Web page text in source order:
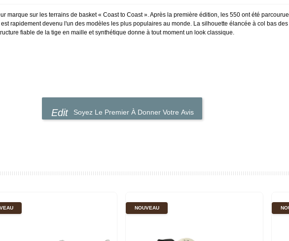
marque sur les terrains de basket « Coast to Coast ». Après la première édition, les 550 ont été
rapidement devenu l'un des modèles les plus populaires au monde. La silhouette élancée à col bas
fiable de la tige en maille et synthétique donne à tout moment un look classique.
Soyez Le Premier À Donner Votre Avis
NOUVEAU